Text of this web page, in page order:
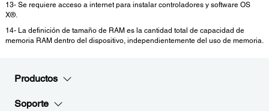
13- Se requiere acceso a internet para instalar controladores y software OS
X®.
14- La definición de tamaño de RAM es la cantidad total de capacidad de
memoria RAM dentro del dispositivo, independientemente del uso de memoria.
Productos
Soporte